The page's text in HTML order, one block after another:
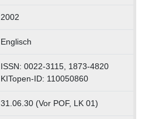
2002
Englisch
ISSN: 0022-3115, 1873-4820
KITopen-ID: 110050860
31.06.30 (Vor POF, LK 01)